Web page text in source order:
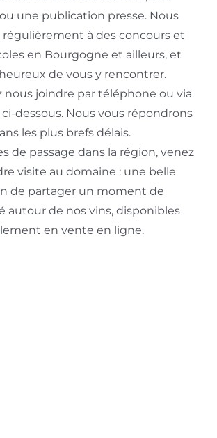
une publication presse. Nous
à des concours et
en Bourgogne et ailleurs, et
de vous y rencontrer.
nous joindre par téléphone ou via
dessous. Nous vous répondrons
les plus brefs délais.
de passage dans la région, venez
visite au domaine : une belle
de partager un moment de
autour de nos vins, disponibles
en vente en ligne.